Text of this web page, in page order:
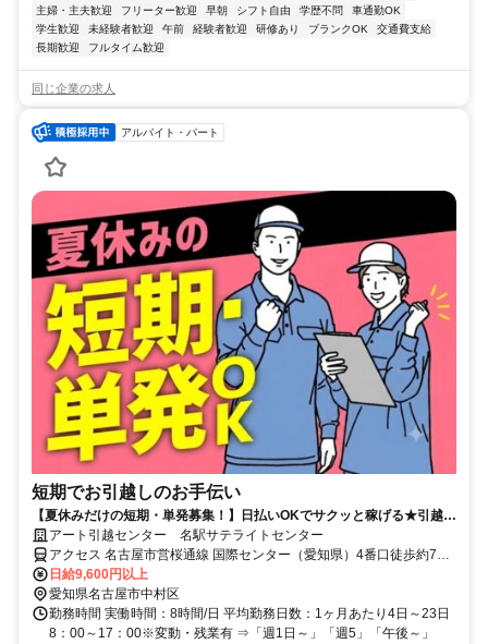
主婦・主夫歓迎
フリーター歓迎 早朝 シフト自由 学歴不問
車通勤OK
学生歓迎
未経験者歓迎 午前 経験者歓迎 研修あり ブランクOK
交通費支給
長期歓迎
フルタイム歓迎
同じ企業の求人
アルバイト・パート
短期でお引越しのお手伝い
【夏休みだけの短期・単発募集！】日払いOKでサクッと稼げる★引越バ
イトが初めてでも大歓迎！
アート引越センター 名駅サテライトセンター
アクセス 名古屋市営桜通線 国際センター（愛知県）4番口徒歩約7
分、近鉄名古屋線 近鉄名古屋中央出口徒歩約7分、名古屋市営東山線
名古屋6番口徒歩約7分 名古屋駅より徒歩7分
日給9,600円以上
愛知県名古屋市中村区
勤務時間 実働時間：8時間/日 平均勤務日数：1ヶ月あたり4日～23日
8：00～17：00※変動・残業有 ⇒「週1日～」「週5」「午後～」